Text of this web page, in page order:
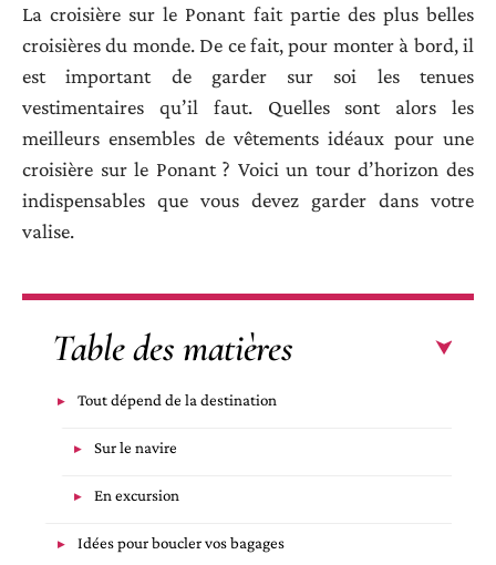
La croisière sur le Ponant fait partie des plus belles
croisières du monde. De ce fait, pour monter à bord, il
est important de garder sur soi les tenues
vestimentaires qu’il faut. Quelles sont alors les
meilleurs ensembles de vêtements idéaux pour une
croisière sur le Ponant ? Voici un tour d’horizon des
indispensables que vous devez garder dans votre
valise.
Table des matières
Tout dépend de la destination
Sur le navire
En excursion
Idées pour boucler vos bagages